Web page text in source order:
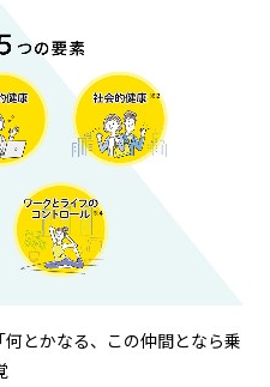
とかなる、この仲間となら乗